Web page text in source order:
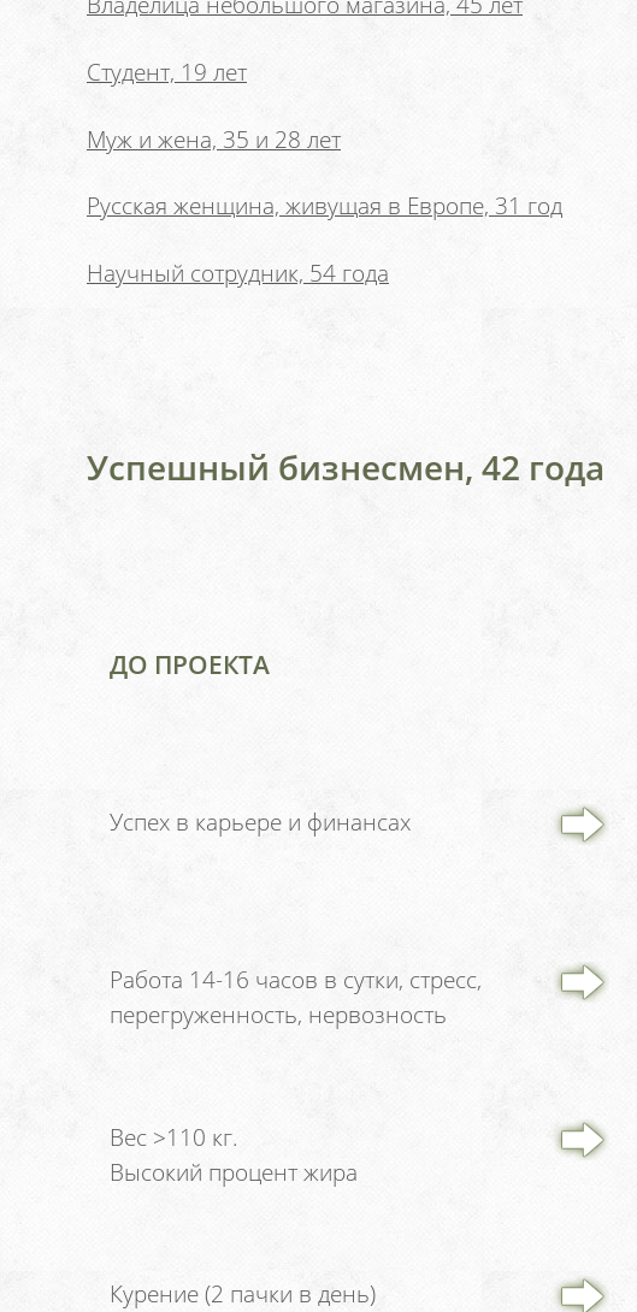
Студент, 19 лет
Муж и жена, 35 и 28 лет
Русская женщина, живущая в Европе, 31 год
Научный сотрудник, 54 года
Успешный бизнесмен, 42 года
ДО ПРОЕКТА
Успех в карьере и финансах
Работа 14-16 часов в сутки, стресс,
перегруженность, нервозность
Вес >110 кг.
Высокий процент жира
Курение (2 пачки в день)